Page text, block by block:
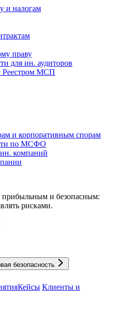
и налогам
праву
для ин. аудиторов
Реестром МСП
и корпоративным спорам
по МСФО
компаний
прибыльным и безопасным:
рисками.
безопасность
Кейсы Клиенты и